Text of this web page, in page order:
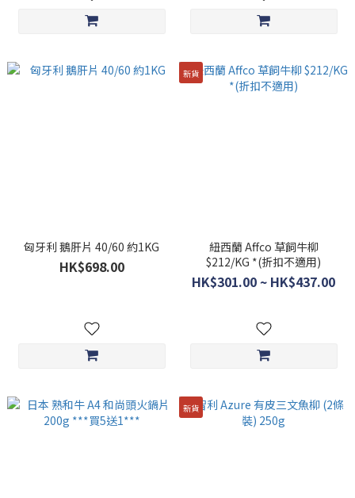
匈牙利 鵝肝片 40/60 約1KG
HK$698.00
新貨
紐西蘭 Affco 草飼牛柳
$212/KG *(折扣不適用)
HK$301.00 ~ HK$437.00
新貨